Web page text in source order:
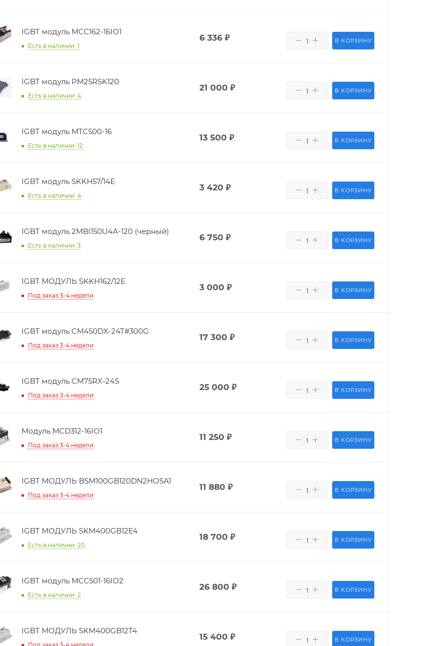
IGBT модуль MCC162-16IO1
Есть в наличии: 1
6 336 ₽ В КОРЗИНУ
IGBT модуль PM25RSK120
Есть в наличии: 4
21 000 ₽ В КОРЗИНУ
IGBT модуль MTC500-16
Есть в наличии: 12
13 500 ₽ В КОРЗИНУ
IGBT модуль SKKH57/14E
Есть в наличии: 4
3 420 ₽ В КОРЗИНУ
IGBT модуль 2MBI150U4A-120 (черный)
Есть в наличии: 3
6 750 ₽ В КОРЗИНУ
IGBT МОДУЛЬ SKKH162/12E
Под заказ 3-4 недели
3 000 ₽ В КОРЗИНУ
IGBT модуль CM450DX-24T#300G
Под заказ 3-4 недели
17 300 ₽ В КОРЗИНУ
IGBT модуль CM75RX-24S
Под заказ 3-4 недели
25 000 ₽ В КОРЗИНУ
Модуль MCD312-16IO1
Под заказ 3-4 недели
11 250 ₽ В КОРЗИНУ
IGBT МОДУЛЬ BSM100GB120DN2HOSA1
Под заказ 3-4 недели
11 880 ₽ В КОРЗИНУ
IGBT МОДУЛЬ SKM400GB12E4
Есть в наличии: 20
18 700 ₽ В КОРЗИНУ
IGBT модуль MCC501-16IO2
Есть в наличии: 2
26 800 ₽ В КОРЗИНУ
IGBT МОДУЛЬ SKM400GB12T4
15 400 ₽ В КОРЗИНУ